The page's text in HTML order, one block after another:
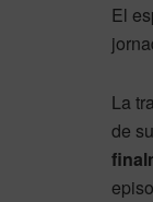
El
La
de